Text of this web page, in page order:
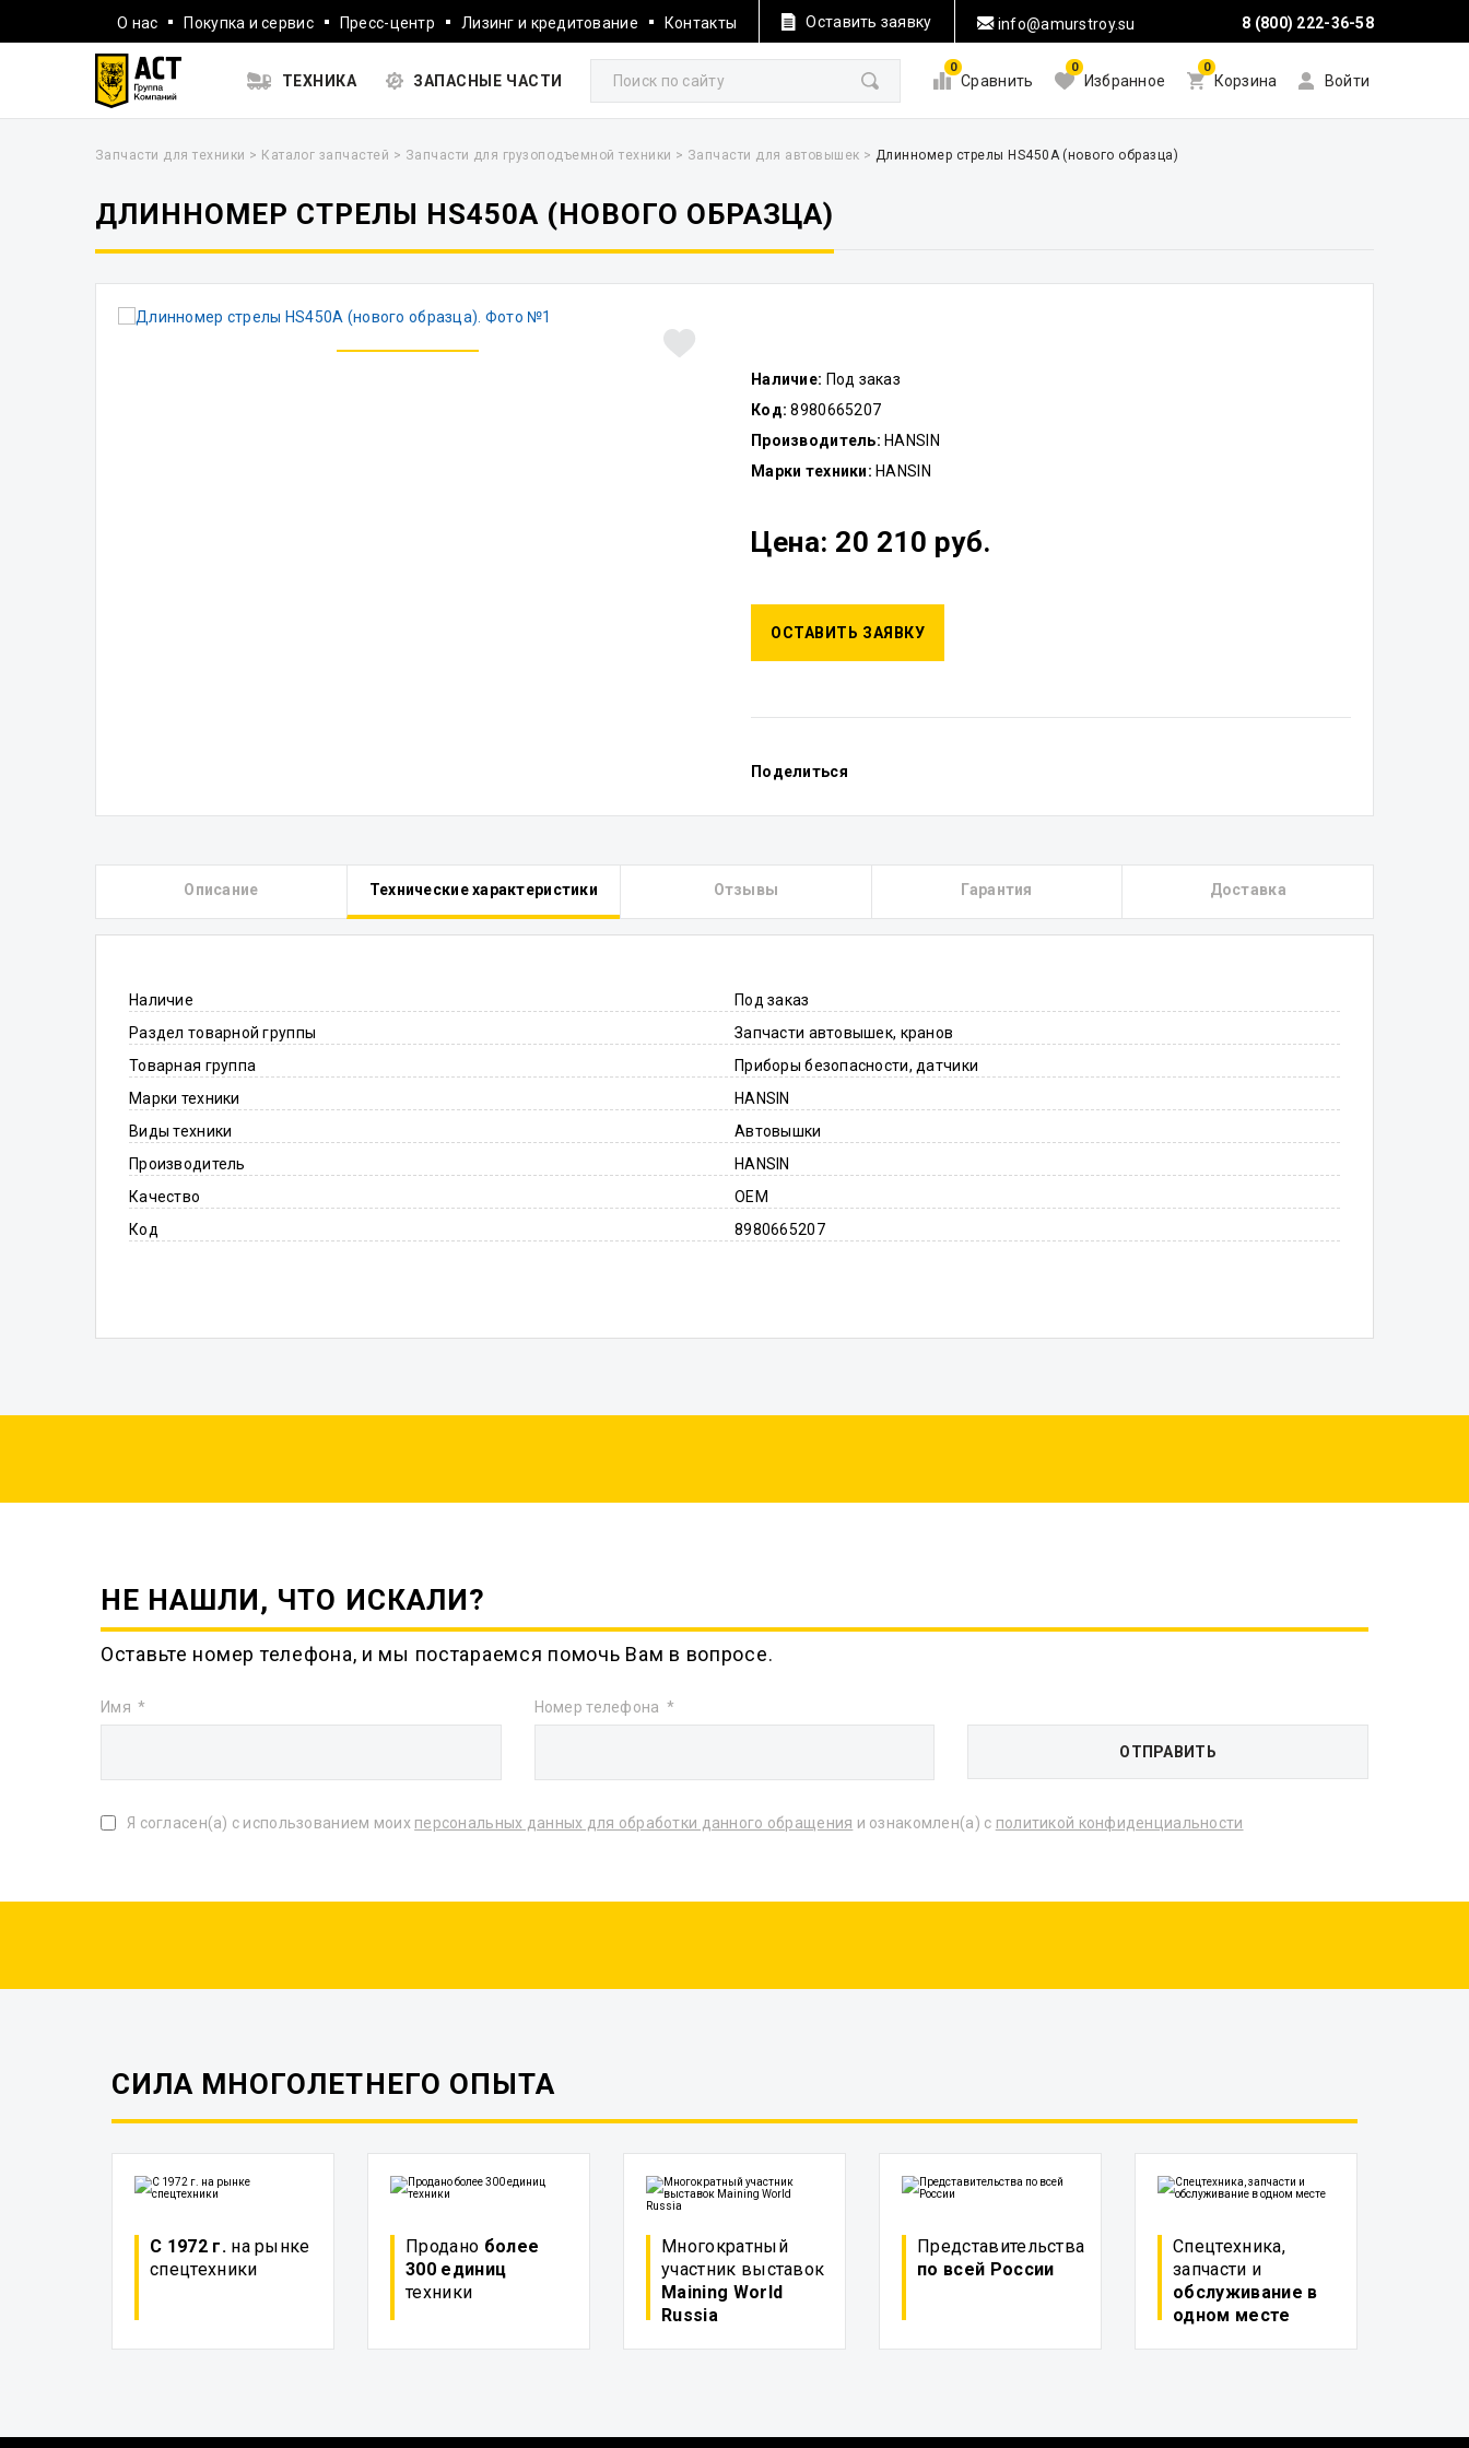
О нас Покупка и сервис Пресс-центр Лизинг и кредитование Контакты Оставить заявку info@amurstroy.su 8 (800) 222-36-58
ТЕХНИКА ЗАПАСНЫЕ ЧАСТИ
0
Сравнить
0
Избранное
0
Корзина Войти
Запчасти для техники > Каталог запчастей > Запчасти для грузоподъемной техники > Запчасти для автовышек > Длинномер стрелы HS450A (нового образца)
ДЛИННОМЕР СТРЕЛЫ HS450A (НОВОГО ОБРАЗЦА)
Наличие: Под заказ
Код: 8980665207
Производитель: HANSIN
Марки техники: HANSIN
Цена: 20 210 руб.
ОСТАВИТЬ ЗАЯВКУ
Поделиться
Описание Технические характеристики Отзывы Гарантия Доставка
Наличие
Под заказ
Раздел товарной группы
Запчасти автовышек, кранов
Товарная группа
Приборы безопасности, датчики
Марки техники
HANSIN
Виды техники
Автовышки
Производитель
HANSIN
Качество
OEM
Код
8980665207
НЕ НАШЛИ, ЧТО ИСКАЛИ?
Оставьте номер телефона, и мы постараемся помочь Вам в вопросе.
Имя Номер телефона
Я согласен(а) с использованием моих персональных данных для обработки данного обращения и ознакомлен(а) с политикой конфиденциальности
СИЛА МНОГОЛЕТНЕГО ОПЫТА
С 1972 г.на рынке
спецтехники
Продано более
300 единиц
техники
Многократный
участник выставок
Maining World
Russia
Представительства
по всей России
Спецтехника,
запчасти и
обслуживание в
одном месте